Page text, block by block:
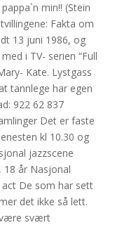
min!! (Stein
Fakta om
13 juni 1986, og
i TV- serien “Full
Kate. Lystgass
tannlege har egen
922 62 837
Det er faste
kl 10.30 og
jazzscene
18 år Nasjonal
De som har sett
det ikke så lett.
være svært